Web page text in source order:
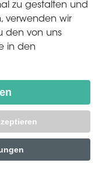
zu gestalten und
verwenden wir
den von uns
in den